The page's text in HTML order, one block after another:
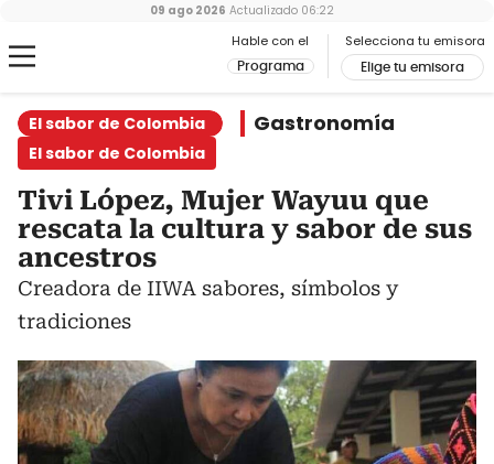
Hable con el
Programa
Selecciona tu emisora
Elige tu emisora
09 ago 2026 Actualizado 06:22
El sabor de Colombia Gastronomía
El sabor de Colombia
Tivi López, Mujer Wayuu que
rescata la cultura y sabor de sus
ancestros
Creadora de IIWA sabores, símbolos y
tradiciones